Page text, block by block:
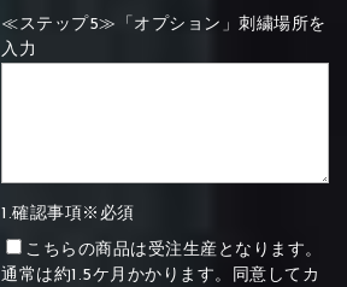
≪ステップ5≫「オプション」刺繍場所を
入力
1.確認事項※必須
こちらの商品は受注生産となります。
通常は約1.5ケ月かかります。同意してカ